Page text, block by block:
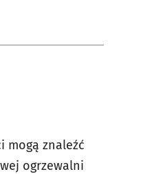
mogą znaleźć
ogrzewalni